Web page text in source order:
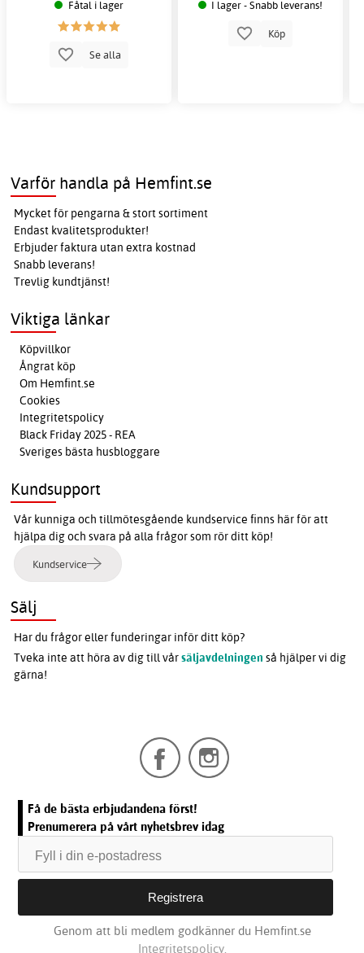
Fåtal i lager
Se alla
I lager - Snabb leverans!
Köp
Varför handla på Hemfint.se
Mycket för pengarna & stort sortiment
Endast kvalitetsprodukter!
Erbjuder faktura utan extra kostnad
Snabb leverans!
Trevlig kundtjänst!
Viktiga länkar
Köpvillkor
Ångrat köp
Om Hemfint.se
Cookies
Integritetspolicy
Black Friday 2025 - REA
Sveriges bästa husbloggare
Kundsupport
Vår kunniga och tillmötesgående kundservice finns här för att
hjälpa dig och svara på alla frågor som rör ditt köp!
Kundservice
Sälj
Har du frågor eller funderingar inför ditt köp?
Tveka inte att höra av dig till vårsäljavdelningen så hjälper vi dig
gärna!
Få de bästa erbjudandena först!
Prenumerera på vårt nyhetsbrev idag
Genom att bli medlem godkänner du Hemfint.se
Integritetspolicy.